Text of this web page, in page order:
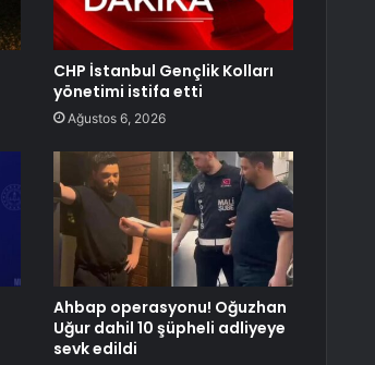
CHP İstanbul Gençlik Kolları
yönetimi istifa etti
Ağustos 6, 2026
Ahbap operasyonu! Oğuzhan
Uğur dahil 10 şüpheli adliyeye
sevk edildi